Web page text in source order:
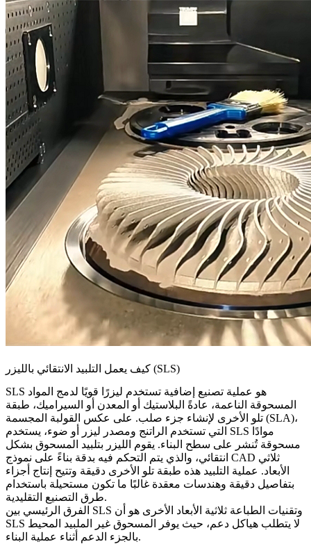
كيف يعمل التلبيد الانتقائي بالليزر (SLS)
SLS هو عملية تصنيع إضافية تستخدم ليزرًا قويًا لدمج المواد
المسحوقة الناعمة، عادةً البلاستيك أو المعدن أو السيراميك، طبقة
تلو الأخرى لإنشاء جزء صلب. على عكس القولبة المجسمة (SLA)،
التي تستخدم الراتنج ومصدر ليزر أو ضوء، يستخدم SLS موادًا
مسحوقة تُنشر على سطح البناء. يقوم الليزر بتلبيد المسحوق بشكل
انتقائي، والذي يتم التحكم فيه بدقة بناءً على نموذج CAD ثلاثي
الأبعاد. عملية التلبيد هذه طبقة تلو الأخرى دقيقة وتتيح إنتاج أجزاء
بتفاصيل دقيقة وهندسات معقدة غالبًا ما تكون مستحيلة باستخدام
طرق التصنيع التقليدية.
الفرق الرئيسي بين SLS وتقنيات الطباعة ثلاثية الأبعاد الأخرى هو أن
SLS لا يتطلب هياكل دعم، حيث يوفر المسحوق غير الملبيد المحيط
بالجزء الدعم أثناء عملية البناء.